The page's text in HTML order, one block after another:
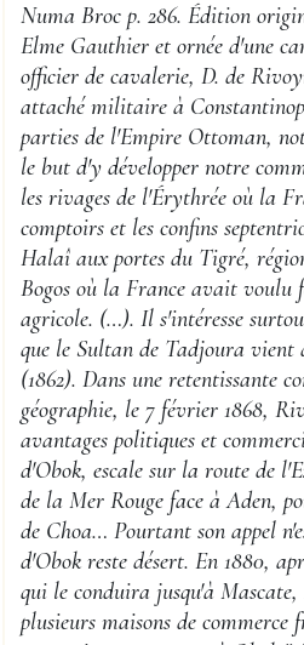
Numa Broc p. 286. Édition
Elme Gauthier et ornée d'une
officier de cavalerie, D. de
attaché militaire à
parties de l'Empire Ottoman,
le but d'y développer notre
les rivages de l'Érythrée où la
comptoirs et les confins
Halaî aux portes du Tigré,
Bogos où la France avait voulu
agricole. (…). Il s'intéresse
que le Sultan de Tadjoura vient
(1862). Dans une retentissante
géographie, le 7 février 1868,
avantages politiques et
d'Obok, escale sur la route de
de la Mer Rouge face à Aden,
de Choa… Pourtant son appel
d'Obok reste désert. En 1880,
qui le conduira jusqu'à
plusieurs maisons de commerce